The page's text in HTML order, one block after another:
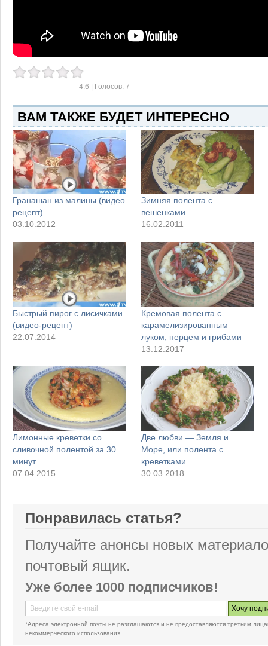
4.6 | Голосов: 7
ВАМ ТАКЖЕ БУДЕТ ИНТЕРЕСНО
Гранашан из малины (видео
рецепт)
03.10.2012
Зимняя полента с
вешенками
16.02.2011
Быстрый пирог с лисичками
(видео-рецепт)
22.07.2014
Кремовая полента с
карамелизированным
луком, перцем и грибами
13.12.2017
Лимонные креветки со
сливочной полентой за 30
минут
07.04.2015
Две любви — Земля и
Море, или полента с
креветками
30.03.2018
Понравилась статья?
Получайте анонсы новых
почтовый ящик.
Уже более 1000 подписчиков!
*Адреса электронной почты не разглашаются и не предоставляются третьим
некоммерческого использования.